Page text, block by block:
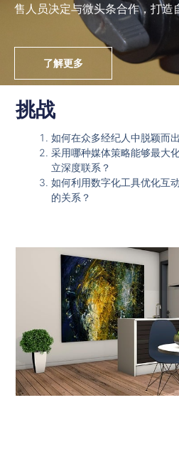
售人员决定与微头条合作，打造
了解更多
挑战
如何在众多经纪人中脱颖而
采用哪种媒体策略能够最大
立深度联系？
如何利用数字化工具优化互
的关系？